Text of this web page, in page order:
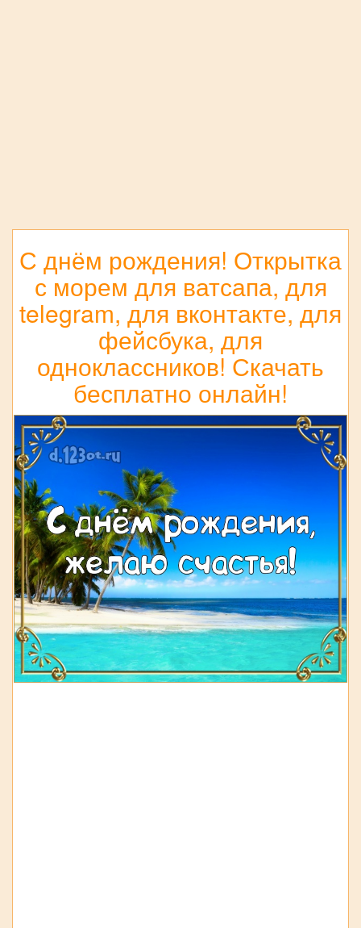
С днём рождения! Открытка
с морем для ватсапа, для
telegram, для вконтакте, для
фейсбука, для
одноклассников! Скачать
бесплатно онлайн!